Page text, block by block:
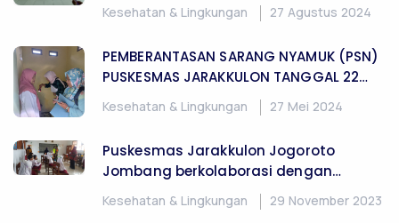
SERTA KESEHATAN DISABILITAS
Kesehatan & Lingkungan 27 Agustus 2024
PEMBERANTASAN SARANG NYAMUK (PSN)
PUSKESMAS JARAKKULON TANGGAL 22
Kesehatan & Lingkungan 27 Mei 2024
Puskesmas Jarakkulon Jogoroto
Jombang berkolaborasi dengan
Koramil 0814/18 Jogoroto Dampingi
Vaksinasi Untuk Anak-Anak SDN
Kesehatan & Lingkungan 29 November 2023